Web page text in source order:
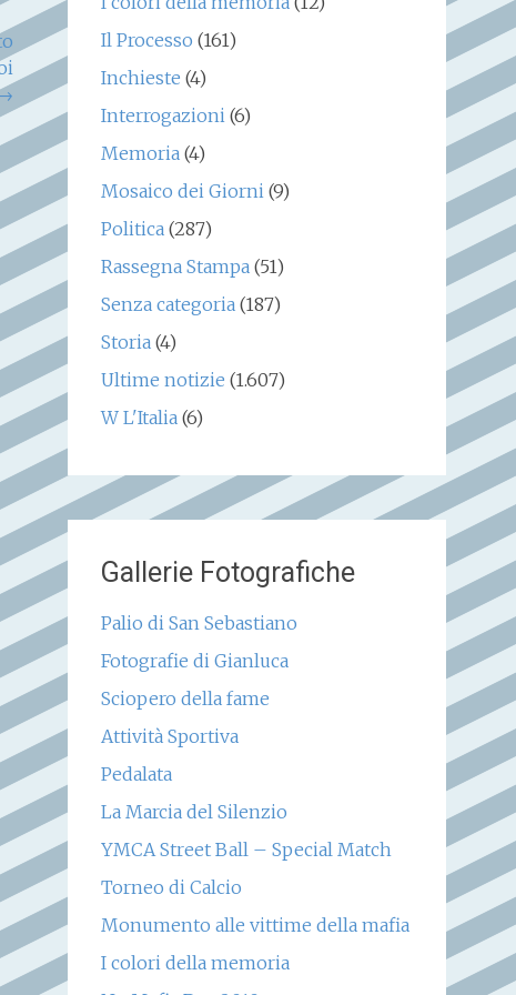
Il Processo (161)
Inchieste (4)
Interrogazioni(6)
Memoria(4)
Mosaico dei Giorni(9)
Politica(287)
Rassegna Stampa(51)
Senza categoria(187)
Storia(4)
Ultime notizie (1.607)
W L'Italia(6)
Gallerie Fotografiche
Palio di San Sebastiano
Fotografie di Gianluca
Sciopero della fame
Attività Sportiva
Pedalata
La Marcia del Silenzio
YMCA Street Ball – Special Match
Torneo di Calcio
Monumento alle vittime della mafia
I colori della memoria